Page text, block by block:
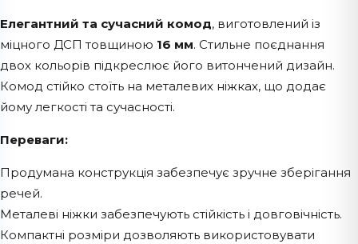
Елегантний та сучасний комод, виготовлений із
міцного ДСП товщиною 16 мм. Стильне поєднання
двох кольорів підкреслює його витончений дизайн.
Комод стійко стоїть на металевих ніжках, що додає
йому легкості та сучасності.
Переваги:
Продумана конструкція забезпечує зручне зберігання
речей.
Металеві ніжки забезпечують стійкість і довговічність.
Компактні розміри дозволяють використовувати